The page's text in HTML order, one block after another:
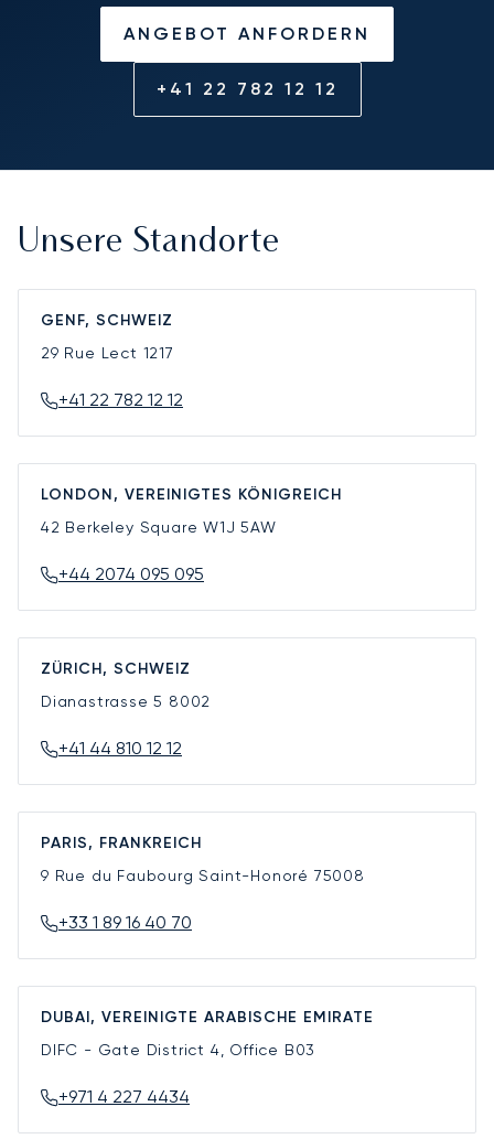
ANGEBOT ANFORDERN
+41 22 782 12 12
Unsere Standorte
GENF, SCHWEIZ
29 Rue Lect 1217
+41 22 782 12 12
LONDON, VEREINIGTES KÖNIGREICH
42 Berkeley SquareW1J 5AW
+44 2074 095 095
ZÜRICH, SCHWEIZ
Dianastrasse 5 8002
+41 44 810 12 12
PARIS, FRANKREICH
9 Rue du Faubourg Saint-Honoré 75008
+33 1 89 16 40 70
DUBAI, VEREINIGTE ARABISCHE EMIRATE
DIFC - Gate District 4, Office B03
+971 4 227 4434